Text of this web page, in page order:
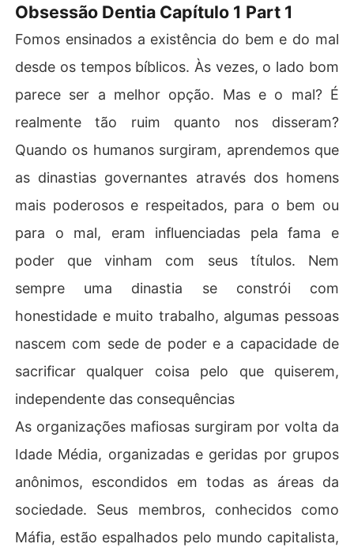
Obsessão Dentia Capítulo 1 Part 1
Fomos ensinados a existência do bem e do mal
desde os tempos bíblicos. Às vezes, o lado bom
parece ser a melhor opção. Mas e o mal? É
realmente tão ruim quanto nos disseram?
Quando os humanos surgiram, aprendemos que
as dinastias governantes através dos homens
mais poderosos e respeitados, para o bem ou
para o mal, eram influenciadas pela fama e
poder que vinham com seus títulos. Nem
sempre uma dinastia se constrói com
honestidade e muito trabalho, algumas pessoas
nascem com sede de poder e a capacidade de
sacrificar qualquer coisa pelo que quiserem,
independente das consequências
As organizações mafiosas surgiram por volta da
Idade Média, organizadas e geridas por grupos
anônimos, escondidos em todas as áreas da
sociedade. Seus membros, conhecidos como
Máfia, estão espalhados pelo mundo capitalista,